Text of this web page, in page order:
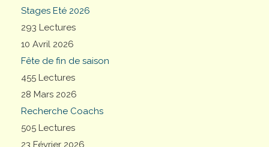
Stages Eté 2026
293 Lectures
10 Avril 2026
Fête de fin de saison
455 Lectures
28 Mars 2026
Recherche Coachs
505 Lectures
23 Février 2026